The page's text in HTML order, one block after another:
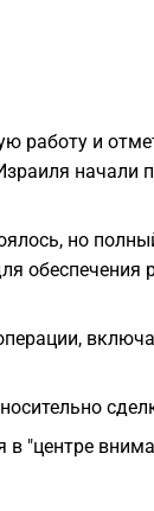
работу и
начали
но
обеспечения
"центре